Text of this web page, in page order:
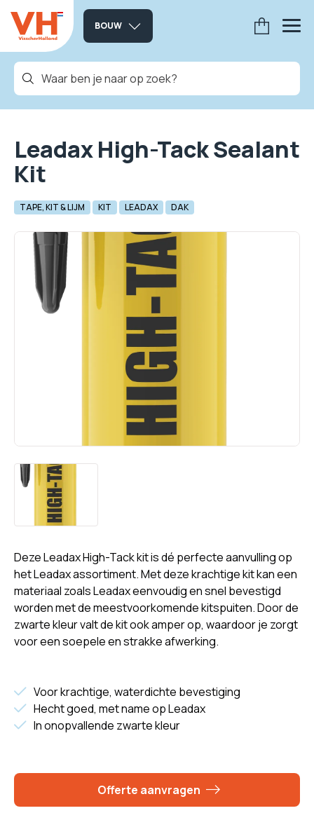
BOUW
Leadax High-Tack Sealant
Kit
TAPE, KIT & LIJM KIT LEADAX DAK
Deze Leadax High-Tack kit is dé perfecte aanvulling op
het Leadax assortiment. Met deze krachtige kit kan een
materiaal zoals Leadax eenvoudig en snel bevestigd
worden met de meestvoorkomende kitspuiten. Door de
zwarte kleur valt de kit ook amper op, waardoor je zorgt
voor een soepele en strakke afwerking.
Voor krachtige, waterdichte bevestiging
Hecht goed, met name op Leadax
In onopvallende zwarte kleur
Offerte aanvragen